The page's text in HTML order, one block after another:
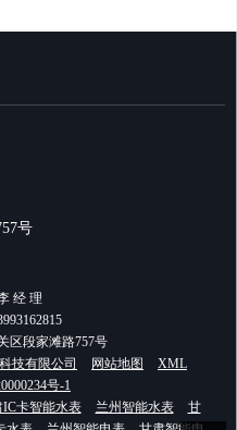
号
经 理
区段家滩路757号
技有限公司 网站地图
XML
号-1
IC卡智能水表 兰州智能水表
甘